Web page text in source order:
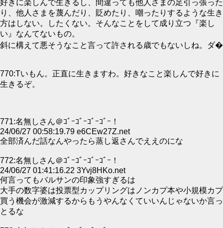
好きに楽しんで生きるし、間違っても他人さまの足引っ張った
り、他人さまを蔑んだり、貶めたり、嘲ったりするような生き
方はしない。したくない。そんなことをして成り立つ『楽し
い』なんてないもの。
斜に構えて悪そうなこと言って許される歳でもないしね。ダ�
770:Tいもん。正直に生きますわ。好きなこと楽しんで好きに
生きるぞ。
771:名無しさん＠ｺﾞｰｺﾞｰｺﾞｰｺﾞｰ！
24/06/27 00:58:19.79 e6CEw27Z.net
全部済んだ話なんやったら蒸し返さんでええのにな
772:名無しさん＠ｺﾞｰｺﾞｰｺﾞｰｺﾞｰ！
24/06/27 01:41:16.22 3Yvj8HKo.net
何言ってもバルサンの印象強すぎるは
大手の数字婆は投票型カップリングはノンカプ本や小規模カプ
買う機会が激減するからもうやんなくていいんじゃないか言っ
とるな